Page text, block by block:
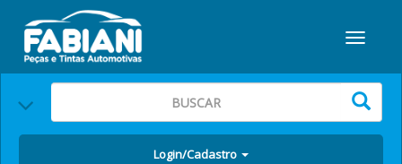
Login/Cadastro